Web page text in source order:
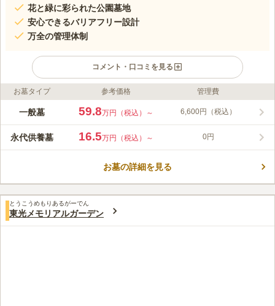
花と緑に彩られた公園墓地
安心できるバリアフリー設計
万全の管理体制
コメント・口コミを見る
ライフドット編集部のコメント
周囲を山に囲まれ四季折々の美しい風景を楽しめる自然豊かな公
お参りすることができます。参道が全舗装されているので、車い
すでも安心です。宗教・宗派不問、無宗教の方、ご遺骨のない
活動スタッフがついており、清掃はもちろん、植栽の管理、草刈
みんなの評価
4.0 口コミ1件
70代男性
霊園の近くには食事処や花屋などは無いが、自然環境には恵まれ
ている。特に、紅葉の時期はとてもきれいである。
お墓タイプ 参考価格 管理費
一般墓 59.8万円（税込）～ 6,600円（税込）
永代供養墓 16.5万円（税込）～ 0円
お墓の詳細を見る
とうこうめもりあるがーでん
東光メモリアルガーデン